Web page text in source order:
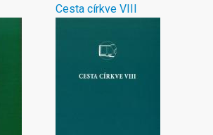
Cesta církve VIII